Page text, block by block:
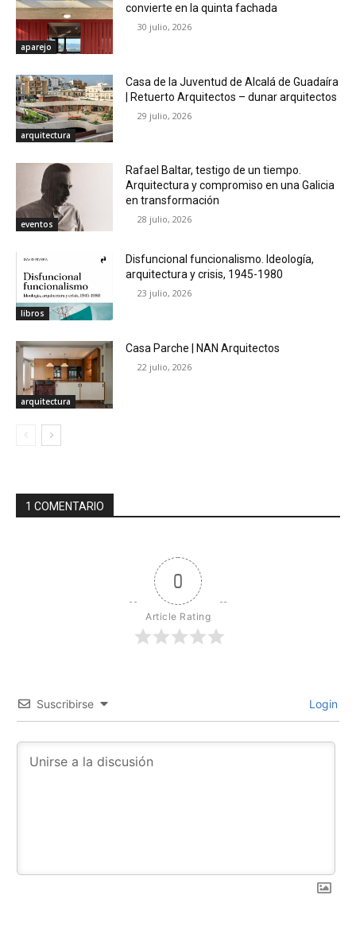
aparejo
convierte en la quinta fachada
30 julio, 2026
arquitectura
Casa de la Juventud de Alcalá de Guadaíra
| Retuerto Arquitectos – dunar arquitectos
29 julio, 2026
eventos
Rafael Baltar, testigo de un tiempo.
Arquitectura y compromiso en una Galicia
en transformación
28 julio, 2026
libros
Disfuncional funcionalismo. Ideología,
arquitectura y crisis, 1945-1980
23 julio, 2026
arquitectura
Casa Parche | NAN Arquitectos
22 julio, 2026
1 COMENTARIO
0
Article Rating
Suscribirse Login